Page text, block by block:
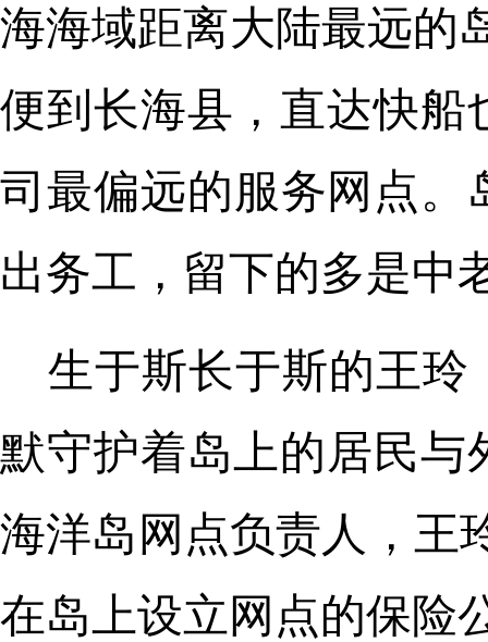
海海域距离大陆最远的
便到长海县，直达快船
司最偏远的服务网点。
出务工，留下的多是中
生于斯长于斯的王玲
默守护着岛上的居民与
海洋岛网点负责人，王
在岛上设立网点的保险